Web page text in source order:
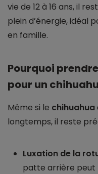
vie de 12 à 16 ans, il
plein d’énergie, idéal
en famille.
Pourquoi
pour un
Même si le
longtemps, il reste
Luxation de la
patte arrière peut